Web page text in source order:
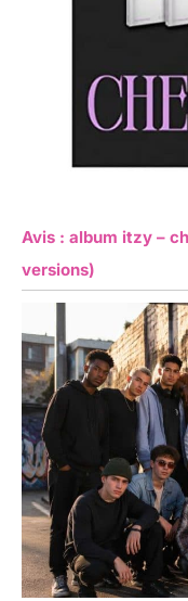
Avis : album itzy –
versions)